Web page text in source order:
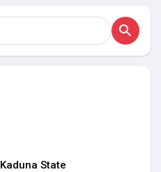
Kaduna State